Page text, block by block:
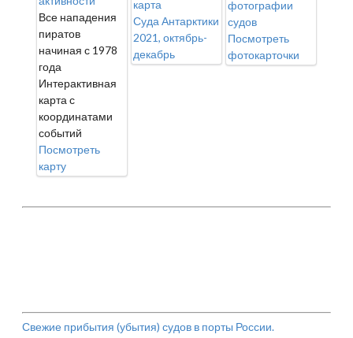
Все нападения
пиратов
начиная с 1978
года
Интерактивная
карта с
координатами
событий
Посмотреть
карту
карта
Суда Антарктики
2021, октябрь-
декабрь
фотографии
судов
Посмотреть
фотокарточки
Свежие прибытия (убытия) судов в порты России.